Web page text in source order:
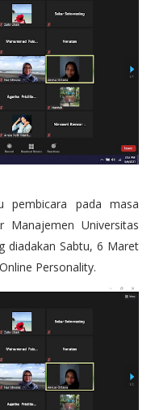
pembicara pada masa
Manajemen Universitas
diadakan Sabtu, 6 Maret
Personality.